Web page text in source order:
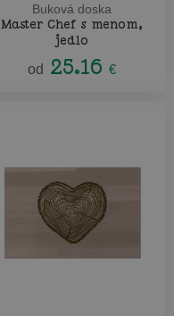
Buková doska
Master Chef s menom,
jedlo
od 25.16 €